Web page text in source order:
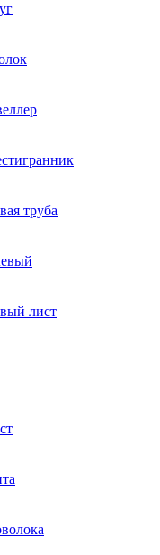
труба
лист